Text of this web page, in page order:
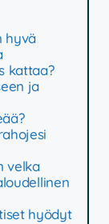
hyvä
kattaa?
ja
velka
hyödyt